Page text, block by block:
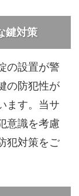
鍵対策
の設置が警
の防犯性が
ます。当サ
意識を考慮
犯対策をご